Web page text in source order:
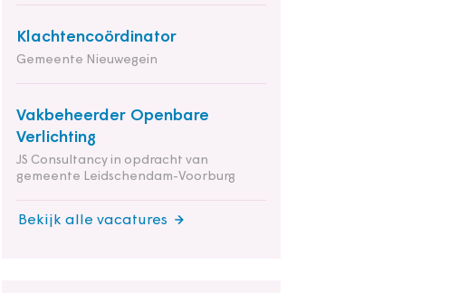
Klachtencoördinator
Gemeente Nieuwegein
Vakbeheerder Openbare
Verlichting
JS Consultancy in opdracht van
gemeente Leidschendam-Voorburg
Bekijk alle vacatures